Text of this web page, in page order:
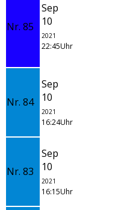
Nr. 85
Sep
10
2021
22:45Uhr
Nr. 84
Sep
10
2021
16:24Uhr
Nr. 83
Sep
10
2021
16:15Uhr